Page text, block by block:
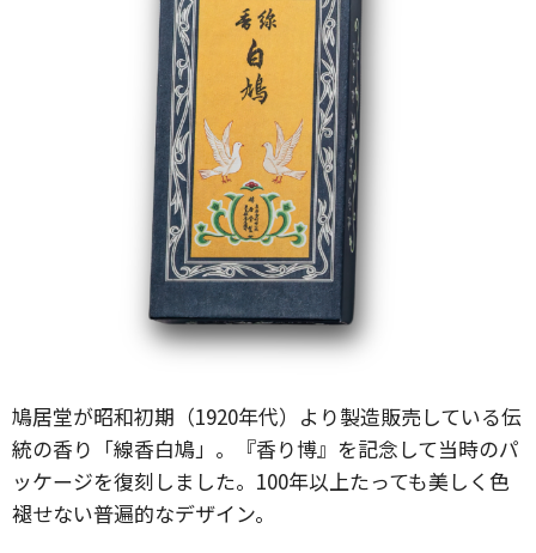
鳩居堂が昭和初期（1920年代）より製造販売している伝
統の香り「線香白鳩」。『香り博』を記念して当時のパ
ッケージを復刻しました。100年以上たっても美しく色
褪せない普遍的なデザイン。